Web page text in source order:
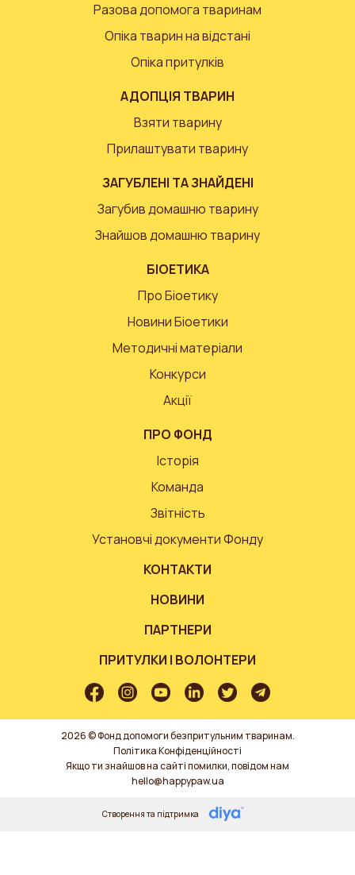
Разова допомога тваринам
Опіка тварин на відстані
Опіка притулків
АДОПЦІЯ ТВАРИН
Взяти тварину
Прилаштувати тварину
ЗАГУБЛЕНІ ТА ЗНАЙДЕНІ
Загубив домашню тварину
Знайшов домашню тварину
БІОЕТИКА
Про Біоетику
Новини Біоетики
Методичні матеріали
Конкурси
Акції
ПРО ФОНД
Історія
Команда
Звітність
Установчі документи Фонду
КОНТАКТИ
НОВИНИ
ПАРТНЕРИ
ПРИТУЛКИ І ВОЛОНТЕРИ
2026 © Фонд допомоги безпритульним тваринам.
Політика Конфіденційності
Якщо ти знайшов на сайті помилки, повідом нам
hello@happypaw.ua
Створення та підтримка